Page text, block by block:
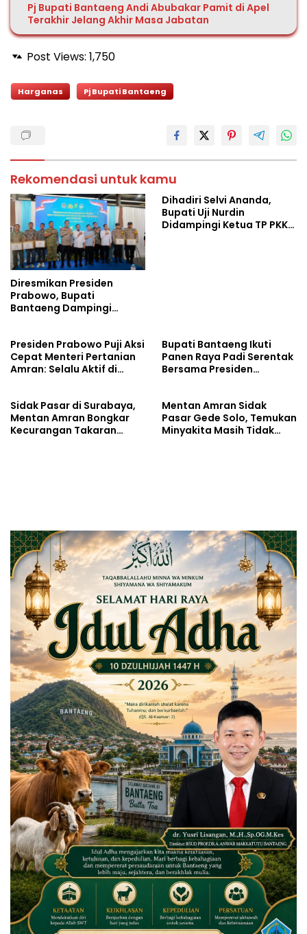
Pj Bupati Bantaeng Andi Abubakar Pamit di Apel
Terakhir Jelang Akhir Masa Jabatan
Post Views: 1,750
Harganas Pj Bupati Bantaeng
Rekomendasi untuk kamu
Diresmikan Presiden
Prabowo, Bupati
Bantaeng Dampingi
SPPG Polri
Dihadiri Selvi Ananda,
Bupati Uji Nurdin
Didampingi Ketua TP PKK
Presiden Prabowo Puji Aksi
Cepat Menteri Pertanian
Amran: Selalu Aktif di
Bupati Bantaeng Ikuti
Panen Raya Padi Serentak
Bersama Presiden
Sidak Pasar di Surabaya,
Mentan Amran Bongkar
Kecurangan Takaran
Mentan Amran Sidak
Pasar Gede Solo, Temukan
Minyakita Masih Tidak